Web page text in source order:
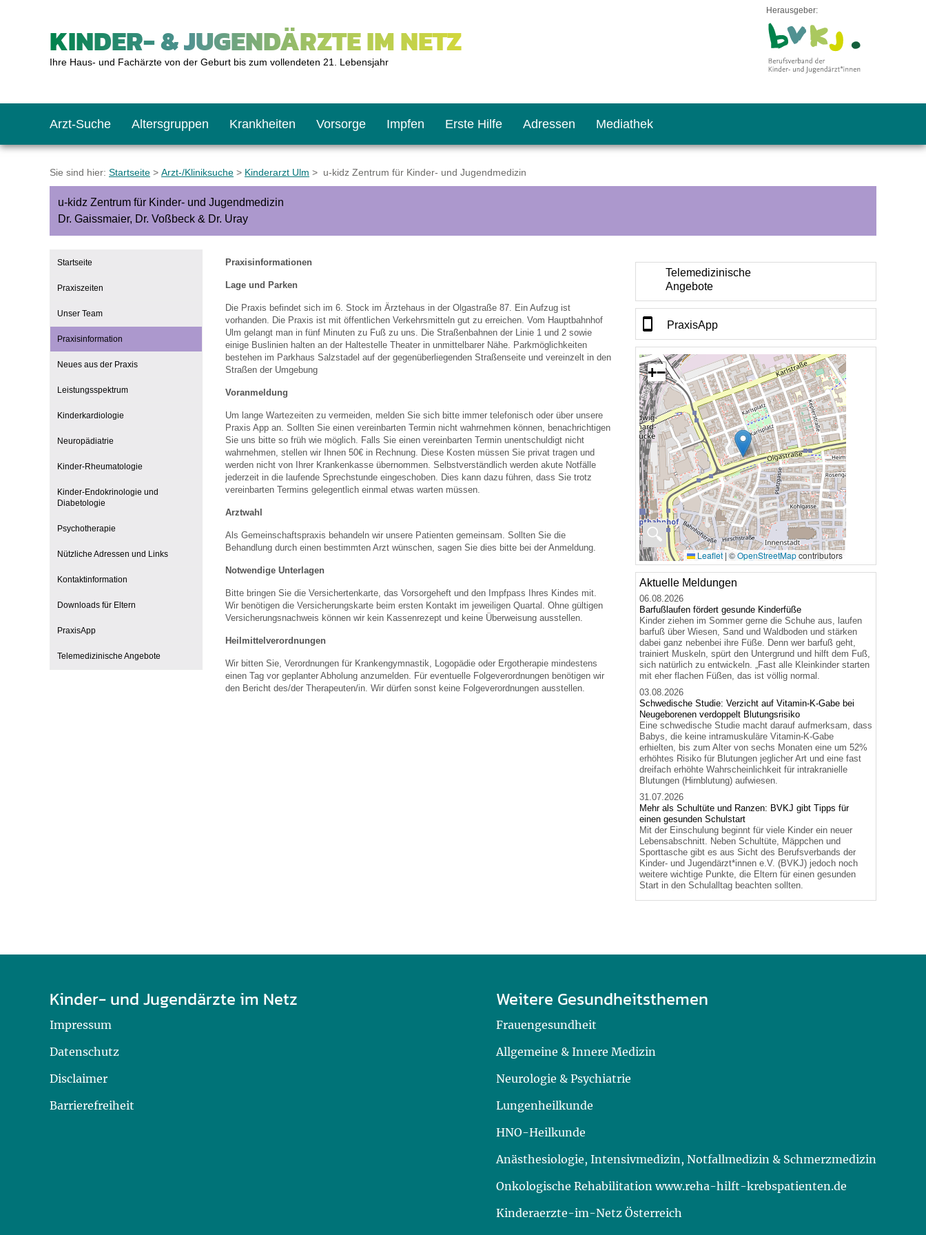
KINDER- & JUGENDÄRZTE IM NETZ
Ihre Haus- und Fachärzte von der Geburt bis zum vollendeten 21. Lebensjahr
Herausgeber:
Arzt-Suche Altersgruppen
Das erste Jahr
Kleinkinder
Schulkinder
Jugendliche
Krankheiten Vorsorge
Baby: U1 bis U6
Kleinkind: U7 bis U9
Schulkind: U10 bis U11
Teenager: J1 bis J2
Impfen
Impfkalender
Impfen: Wann und wie oft?
Was muss man beachten?
Impfreaktionen
Impfsicherheit
Häufige Fragen
Recht auf Impfung
Vorsorge- und Impferinnerung
Erste Hilfe
Notrufnummern
Giftnotruf
Hausapotheke
Sofortmaßnahmen
Notdienste
Adressen
Notdienste
Sozialpädiatrie
Gesundheitsämter
Link-Tipps
Mediathek
BMI-Rechner
Körpergrößen-Rechner
Blutdruckrechner
Wachstum-Rechner
Empfehlungen zum Bildschirmmediengebrauch
Hörlexikon
Material zu den Vorsorgen
Entwicklungskalender
Broschüren und Informationsflyer
Familienzeit gesund gestalten
U0-Vorsorge
Sie sind hier: Startseite > Arzt-/Kliniksuche > Kinderarzt Ulm > u-kidz Zentrum für Kinder- und Jugendmedizin
u-kidz Zentrum für Kinder- und Jugendmedizin
Dr. Gaissmaier, Dr. Voßbeck & Dr. Uray
Startseite
Praxiszeiten
Unser Team
Praxisinformation
Neues aus der Praxis
Leistungsspektrum
Kinderkardiologie
Neuropädiatrie
Kinder-Rheumatologie
Kinder-Endokrinologie und
Diabetologie
Psychotherapie
Nützliche Adressen und Links
Kontaktinformation
Downloads für Eltern
PraxisApp
Telemedizinische Angebote
Praxisinformationen
Lage und Parken
Die Praxis befindet sich im 6. Stock im Ärztehaus in der Olgastraße 87. Ein Aufzug ist
vorhanden. Die Praxis ist mit öffentlichen Verkehrsmitteln gut zu erreichen. Vom Hauptbahnhof
Ulm gelangt man in fünf Minuten zu Fuß zu uns. Die Straßenbahnen der Linie 1 und 2 sowie
einige Buslinien halten an der Haltestelle Theater in unmittelbarer Nähe. Parkmöglichkeiten
bestehen im Parkhaus Salzstadel auf der gegenüberliegenden Straßenseite und vereinzelt in den
Straßen der Umgebung
Voranmeldung
Um lange Wartezeiten zu vermeiden, melden Sie sich bitte immer telefonisch oder über unsere
Praxis App an. Sollten Sie einen vereinbarten Termin nicht wahrnehmen können, benachrichtigen
Sie uns bitte so früh wie möglich. Falls Sie einen vereinbarten Termin unentschuldigt nicht
wahrnehmen, stellen wir Ihnen 50€ in Rechnung. Diese Kosten müssen Sie privat tragen und
werden nicht von Ihrer Krankenkasse übernommen. Selbstverständlich werden akute Notfälle
jederzeit in die laufende Sprechstunde eingeschoben. Dies kann dazu führen, dass Sie trotz
vereinbarten Termins gelegentlich einmal etwas warten müssen.
Arztwahl
Als Gemeinschaftspraxis behandeln wir unsere Patienten gemeinsam. Sollten Sie die
Behandlung durch einen bestimmten Arzt wünschen, sagen Sie dies bitte bei der Anmeldung.
Notwendige Unterlagen
Bitte bringen Sie die Versichertenkarte, das Vorsorgeheft und den Impfpass Ihres Kindes mit.
Wir benötigen die Versicherungskarte beim ersten Kontakt im jeweiligen Quartal. Ohne gültigen
Versicherungsnachweis können wir kein Kassenrezept und keine Überweisung ausstellen.
Heilmittelverordnungen
Wir bitten Sie, Verordnungen für Krankengymnastik, Logopädie oder Ergotherapie mindestens
einen Tag vor geplanter Abholung anzumelden. Für eventuelle Folgeverordnungen benötigen wir
den Bericht des/der Therapeuten/in. Wir dürfen sonst keine Folgeverordnungen ausstellen.
Telemedizinische
Angebote
PraxisApp
🔍
+−
Leaflet|©OpenStreetMapcontributors
Aktuelle Meldungen
06.08.2026
Barfußlaufen fördert gesunde Kinderfüße
Kinder ziehen im Sommer gerne die Schuhe aus, laufen
barfuß über Wiesen, Sand und Waldboden und stärken
dabei ganz nebenbei ihre Füße. Denn wer barfuß geht,
trainiert Muskeln, spürt den Untergrund und hilft dem Fuß,
sich natürlich zu entwickeln. „Fast alle Kleinkinder starten
mit eher flachen Füßen, das ist völlig normal.
03.08.2026
Schwedische Studie: Verzicht auf Vitamin-K-Gabe bei
Neugeborenen verdoppelt Blutungsrisiko
Eine schwedische Studie macht darauf aufmerksam, dass
Babys, die keine intramuskuläre Vitamin-K-Gabe
erhielten, bis zum Alter von sechs Monaten eine um 52%
erhöhtes Risiko für Blutungen jeglicher Art und eine fast
dreifach erhöhte Wahrscheinlichkeit für intrakranielle
Blutungen (Hirnblutung) aufwiesen.
31.07.2026
Mehr als Schultüte und Ranzen: BVKJ gibt Tipps für
einen gesunden Schulstart
Mit der Einschulung beginnt für viele Kinder ein neuer
Lebensabschnitt. Neben Schultüte, Mäppchen und
Sporttasche gibt es aus Sicht des Berufsverbands der
Kinder- und Jugendärzt*innen e.V. (BVKJ) jedoch noch
weitere wichtige Punkte, die Eltern für einen gesunden
Start in den Schulalltag beachten sollten.
Kinder- und Jugendärzte im Netz
Impressum
Datenschutz
Disclaimer
Barrierefreiheit
Weitere Gesundheitsthemen
Frauengesundheit
Allgemeine & Innere Medizin
Neurologie & Psychiatrie
Lungenheilkunde
HNO-Heilkunde
Anästhesiologie, Intensivmedizin, Notfallmedizin & Schmerzmedizin
Onkologische Rehabilitation www.reha-hilft-krebspatienten.de
Kinderaerzte-im-Netz Österreich